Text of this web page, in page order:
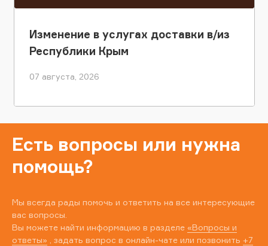
Изменение в услугах доставки в/из
Республики Крым
07 августа, 2026
Есть вопросы или нужна
помощь?
Мы всегда рады помочь и ответить на все интересующие
вас вопросы.
Вы можете найти информацию в разделе «Вопросы и
ответы» , задать вопрос в онлайн-чате или позвонить +7